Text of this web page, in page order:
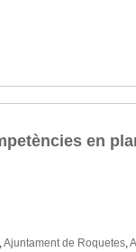
en
,Ajuntament de Roquetes,